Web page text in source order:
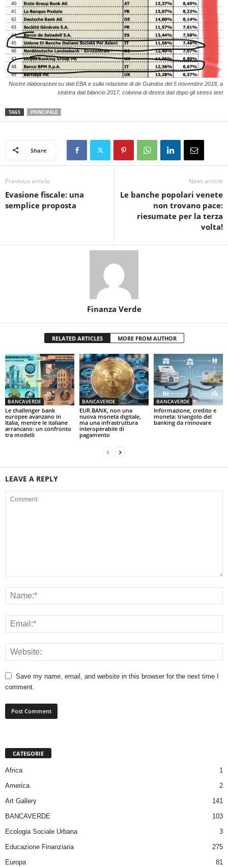
Nostre elaborazioni su dati EBA e sulla relazione di de Guindos del 5 novembre 2018, a
sinistra dati bilancio 2017, colonna di destra dati dopo gli stress test
TAGS PRINCIPALE
Share
Previous article
Evasione fiscale: una
semplice proposta
Next article
Le banche popolari venete
non trovano pace:
riesumate per la terza
volta!
Finanza Verde
RELATED ARTICLES MORE FROM AUTHOR
BANCAVERDE
Le challenger bank
europee avanzano in
Italia, mentre le italiane
arrancano: un confronto
tra modelli
BANCAVERDE
EUR.BANK, non una
nuova moneta digitale,
ma una infrastruttura
interoperabile di
pagamento
BANCAVERDE
Informazione, credito e
moneta: triangolo del
banking da rinnovare
LEAVE A REPLY
Save my name, email, and website in this browser for the next time I
comment.
CATEGORIE
Africa
1
America
2
Art Gallery
141
BANCAVERDE
103
Ecologia Sociale Urbana
3
Educazione Finanziaria
275
Europa
81